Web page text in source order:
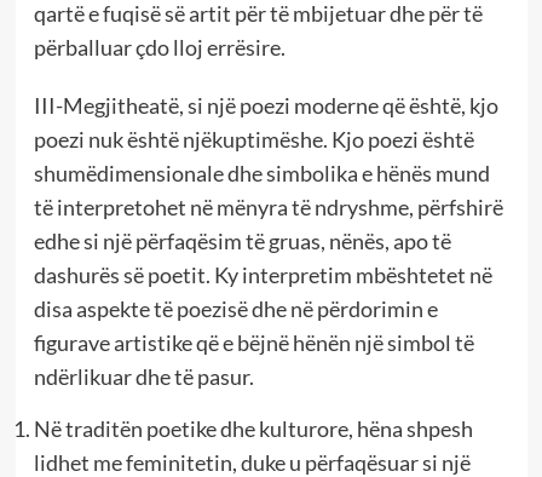
qartë e fuqisë së artit për të mbijetuar dhe për të
përballuar çdo lloj errësire.
III-Megjitheatë, si një poezi moderne që është, kjo
poezi nuk është njëkuptimëshe. Kjo poezi është
shumëdimensionale dhe simbolika e hënës mund
të interpretohet në mënyra të ndryshme, përfshirë
edhe si një përfaqësim të gruas, nënës, apo të
dashurës së poetit. Ky interpretim mbështetet në
disa aspekte të poezisë dhe në përdorimin e
figurave artistike që e bëjnë hënën një simbol të
ndërlikuar dhe të pasur.
Në traditën poetike dhe kulturore, hëna shpesh
lidhet me feminitetin, duke u përfaqësuar si një